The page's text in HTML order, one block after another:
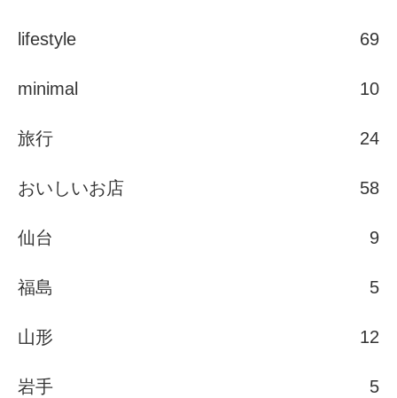
lifestyle 69
minimal 10
旅行 24
おいしいお店 58
仙台 9
福島 5
山形 12
岩手 5